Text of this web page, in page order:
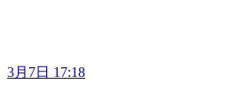
3月7日 17:18